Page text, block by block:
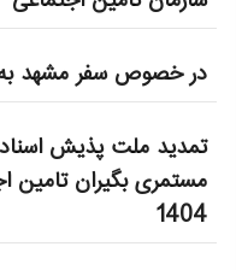
در خصوص سفر مشهد به
تمدید ملت پذیش
1404